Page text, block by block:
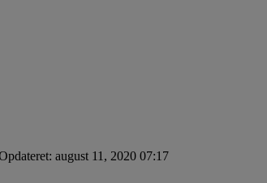
august 11, 2020 07:17